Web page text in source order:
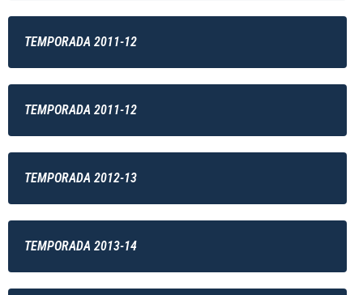
TEMPORADA 2011-12
TEMPORADA 2011-12
TEMPORADA 2012-13
TEMPORADA 2013-14